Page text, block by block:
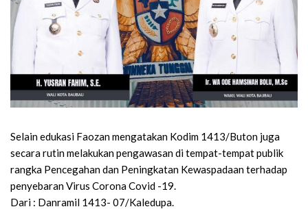
Selain edukasi Faozan mengatakan Kodim 1413/Buton juga
secara rutin melakukan pengawasan di tempat-tempat publik
rangka Pencegahan dan Peningkatan Kewaspadaan terhadap
penyebaran Virus Corona Covid -19.
Dari : Danramil 1413- 07/Kaledupa.